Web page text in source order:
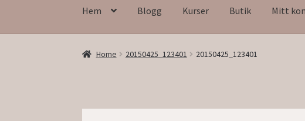
Hem Blogg Kurser Butik Mitt
Home 20150425_123401 20150425_123401